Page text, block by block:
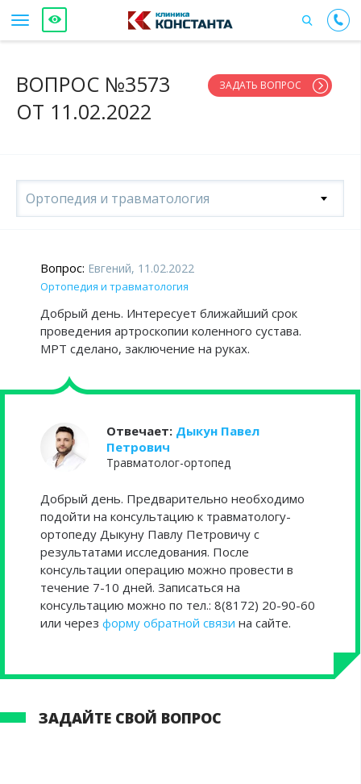
ВОПРОС №3573
ОТ 11.02.2022
ЗАДАТЬ ВОПРОС
Ортопедия и травматология
Вопрос: Евгений, 11.02.2022
Ортопедия и травматология
Добрый день. Интересует ближайший срок
проведения артроскопии коленного сустава.
МРТ сделано, заключение на руках.
Отвечает: Дыкун Павел
Петрович
Травматолог-ортопед
Добрый день. Предварительно необходимо
подойти на консультацию к травматологу-
ортопеду Дыкуну Павлу Петровичу с
результатами исследования. После
консультации операцию можно провести в
течение 7-10 дней. Записаться на
консультацию можно по тел.: 8(8172) 20-90-60
или через форму обратной связи на сайте.
ЗАДАЙТЕ СВОЙ ВОПРОС